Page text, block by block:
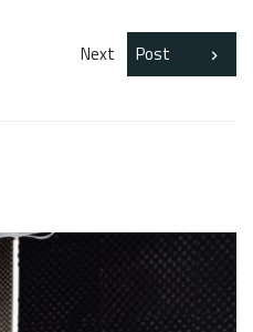
Next
Post